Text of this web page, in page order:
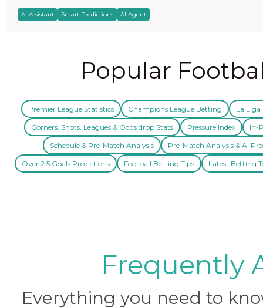
AI Assistant Smart Predictions AI Agent
Popular
Premier League Statistics Champions League Betting La Liga
Corners, Shots, Leagues & Odds drop Stats Pressure Index In-
Schedule & Pre-Match Analysis Pre-Match Analysis & AI
Over 2.5 Goals Predictions Football Betting Tips Latest Betting
Frequently
Everything you need to